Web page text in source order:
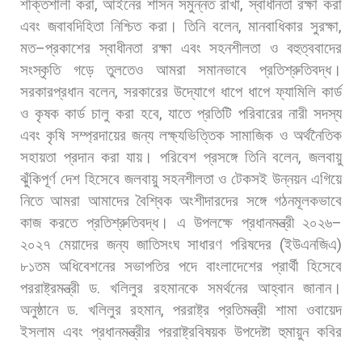
শক্তিশালী করা,আইনের শাসন সমুন্নত রাখা,স্বাধীনতা রক্ষা করা
এবং জবাবদিহিতা নিশ্চিত করা। তিনি বলেন,মানবাধিকার সুরক্ষা,
মত–প্রকাশের স্বাধীনতা রক্ষা এবং সহনশীলতা ও বহুত্ববাদের
সংস্কৃতি
গড়ে তুলতেও আমরা সমানভাবে
প্রতিশ্রুতিবদ্ধ।
সরকারপ্রধান বলেন, সরকারের উদ্যোগে ধাপে ধাপে ফ্যামিলি কার্ড
ও কৃষক কার্ড চালু করা হবে,যাতে প্রতিটি পরিবারের নারী সদস্য
এবং কৃষি সম্প্রদায়ের জন্য লক্ষ্যভিত্তিক সামাজিক ও অর্থনৈতিক
সহায়তা প্রদান করা যায়। পরিবেশ প্রসঙ্গে তিনি বলেন, জলবায়ু
ঝুঁকিপূর্ণ দেশ হিসেবে জলবায়ু সহনশীলতা ও টেকসই উন্নয়ন এগিয়ে
নিতে আমরা আমাদের বৈশ্বিক অংশীদারদের সঙ্গে গঠনমূলকভাবে
কাজ করতে প্রতিশ্রুতিবদ্ধ। এ উপলক্ষে প্রধানমন্ত্রী ২০২৬–
২০২৭ মেয়াদের জন্য জাতিসংঘ সাধারণ পরিষদের (ইউএনজিএ)
৮১তম অধিবেশনের সভাপতির পদে বাংলাদেশের প্রার্থী হিসেবে
পররাষ্ট্রমন্ত্রী ড.খলিলুর রহমানকে সমর্থনের আহ্বান জানান।
অনুষ্ঠানে ড. খলিলুর রহমান,পররাষ্ট্র প্রতিমন্ত্রী শামা ওবায়েদ
ইসলাম এবং প্রধানমন্ত্রীর পররাষ্ট্রবিষয়ক উপদেষ্টা হুমায়ুন কবির